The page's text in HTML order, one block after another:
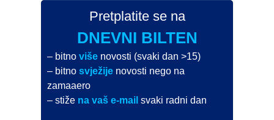
Pretplatite se na
DNEVNI BILTEN
– bitnoviše novosti (svaki dan >15)
– bitnosvježije novosti nego na
zamaaero
– stiže na vaš e-mail svaki radni dan